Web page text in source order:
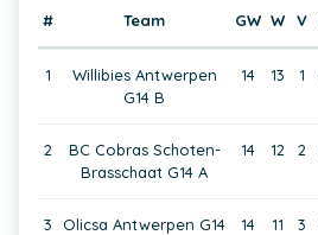
# Team GW W V
1
Willibies Antwerpen
G14 B
14 13 1
2
BC Cobras Schoten-
Brasschaat G14 A
14 12 2
3
Olicsa Antwerpen G14
14 11 3